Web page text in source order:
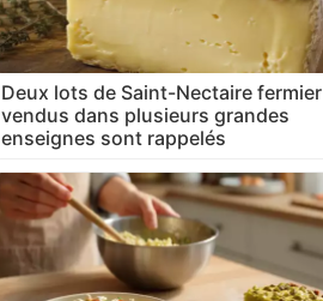
Deux lots de Saint-Nectaire fermier
vendus dans plusieurs grandes
enseignes sont rappelés